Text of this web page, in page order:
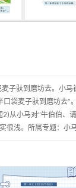
子驮到磨坊去。小马
袋麦子驮到磨坊去”
从小马对“牛伯伯、
很浅。所属专题： 小